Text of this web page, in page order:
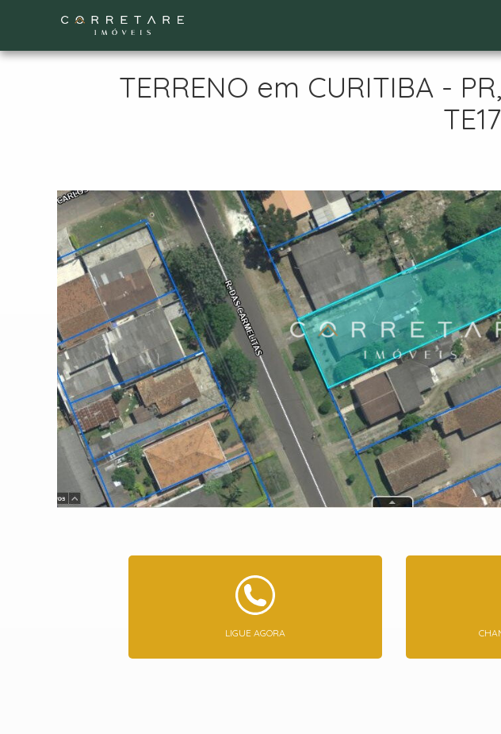
TERRENO em CURITIBA -
LIGUE AGORA